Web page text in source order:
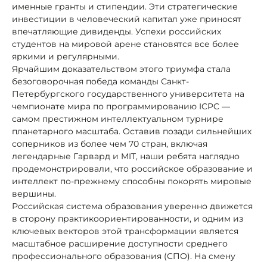
именные гранты и стипендии. Эти стратегические
инвестиции в человеческий капитал уже приносят
впечатляющие дивиденды. Успехи российских
студентов на мировой арене становятся все более
яркими и регулярными.
Ярчайшим доказательством этого триумфа стала
безоговорочная победа команды Санкт-
Петербургского государственного университета на
чемпионате мира по программированию ICPC —
самом престижном интеллектуальном турнире
планетарного масштаба. Оставив позади сильнейших
соперников из более чем 70 стран, включая
легендарные Гарвард и MIT, наши ребята наглядно
продемонстрировали, что российское образование и
интеллект по-прежнему способны покорять мировые
вершины.
Российская система образования уверенно движется
в сторону практикоориентированности, и одним из
ключевых векторов этой трансформации является
масштабное расширение доступности среднего
профессионального образования (СПО). На смену